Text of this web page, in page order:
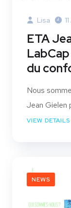
Lisa
ETA
du
Nous
Jean Gielen
VIEW DETAILS
NEWS